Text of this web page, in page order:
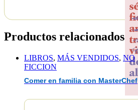
EAN :9788408239321
Productos relacionados
LIBROS, MÁS VENDIDOS, NO
FICCION
Comer en familia con MasterChef